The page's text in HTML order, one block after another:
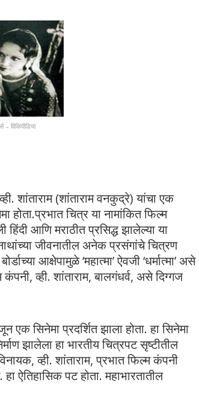
विकिपीडिया
शांताराम (शांताराम वनकुद्रे) यांचा एक
होता.प्रभात चित्र या नामांकित फिल्म
आणि मराठीत प्रसिद्ध झालेल्या या
जीवनातील अनेक प्रसंगांचे चित्रण
आक्षेपामुळे ‘महात्मा’ ऐवजी ‘धर्मात्मा’ असे
व्ही. शांताराम, बालगंधर्व, असे दिग्गज
सिनेमा प्रदर्शित झाला होता. हा सिनेमा
झालेला हा भारतीय चित्रपट सृष्टीतील
व्ही. शांताराम, प्रभात फिल्म कंपनी
ऐतिहासिक पट होता. महाभारतातील